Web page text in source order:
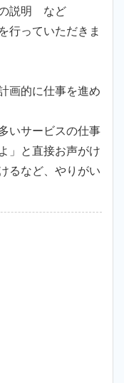
説明 など
行っていただきま
画的に仕事を進め
いサービスの仕事
」と直接お声がけ
るなど、やりがい